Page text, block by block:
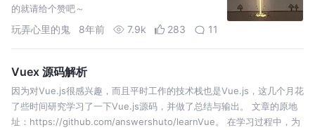
的就请给个赞吧～
玩弄心里的鬼 8年前 7.9k 283 11
Vuex 源码解析
因为对Vue.js很感兴趣，而且平时工作的技术栈也是Vue.js，这几个月花
了些时间研究学习了一下Vue.js源码，并做了总结与输出。 文章的原地
址：https://github.com/answershuto/learnVue。 在学习过程中，为